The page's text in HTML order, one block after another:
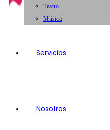
Teatro
Música
Servicios
Nosotros